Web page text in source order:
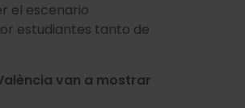
el escenario
estudiantes tanto de
van a mostrar